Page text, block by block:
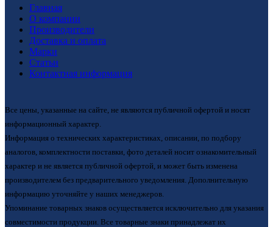
Главная
О компании
Производители
Доставка и оплата
Марки
Статьи
Контактная информация
Все цены, указанные на сайте, не являются публичной офертой и носят
информационный характер.
Информация о технических характеристиках, описании, по подбору
аналогов, комплектности поставки, фото деталей носит ознакомительный
характер и не является публичной офертой, и может быть изменена
производителем без предварительного уведомления. Дополнительную
информацию уточняйте у наших менеджеров.
Упоминание товарных знаков осуществляется исключительно для указания
совместимости продукции. Все товарные знаки принадлежат их